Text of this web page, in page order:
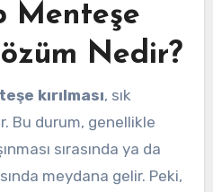
Menteşe
Nedir?
kırılması, sık
Bu durum, genellikle
sırasında ya da
meydana gelir. Peki,